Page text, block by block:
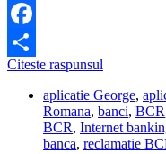
Facebook
Share
Citeste raspunsul
obtin
codul
de
activare
aplicatie George,
Romana, banci, BCR
BCR, Internet
banca, reclamatie